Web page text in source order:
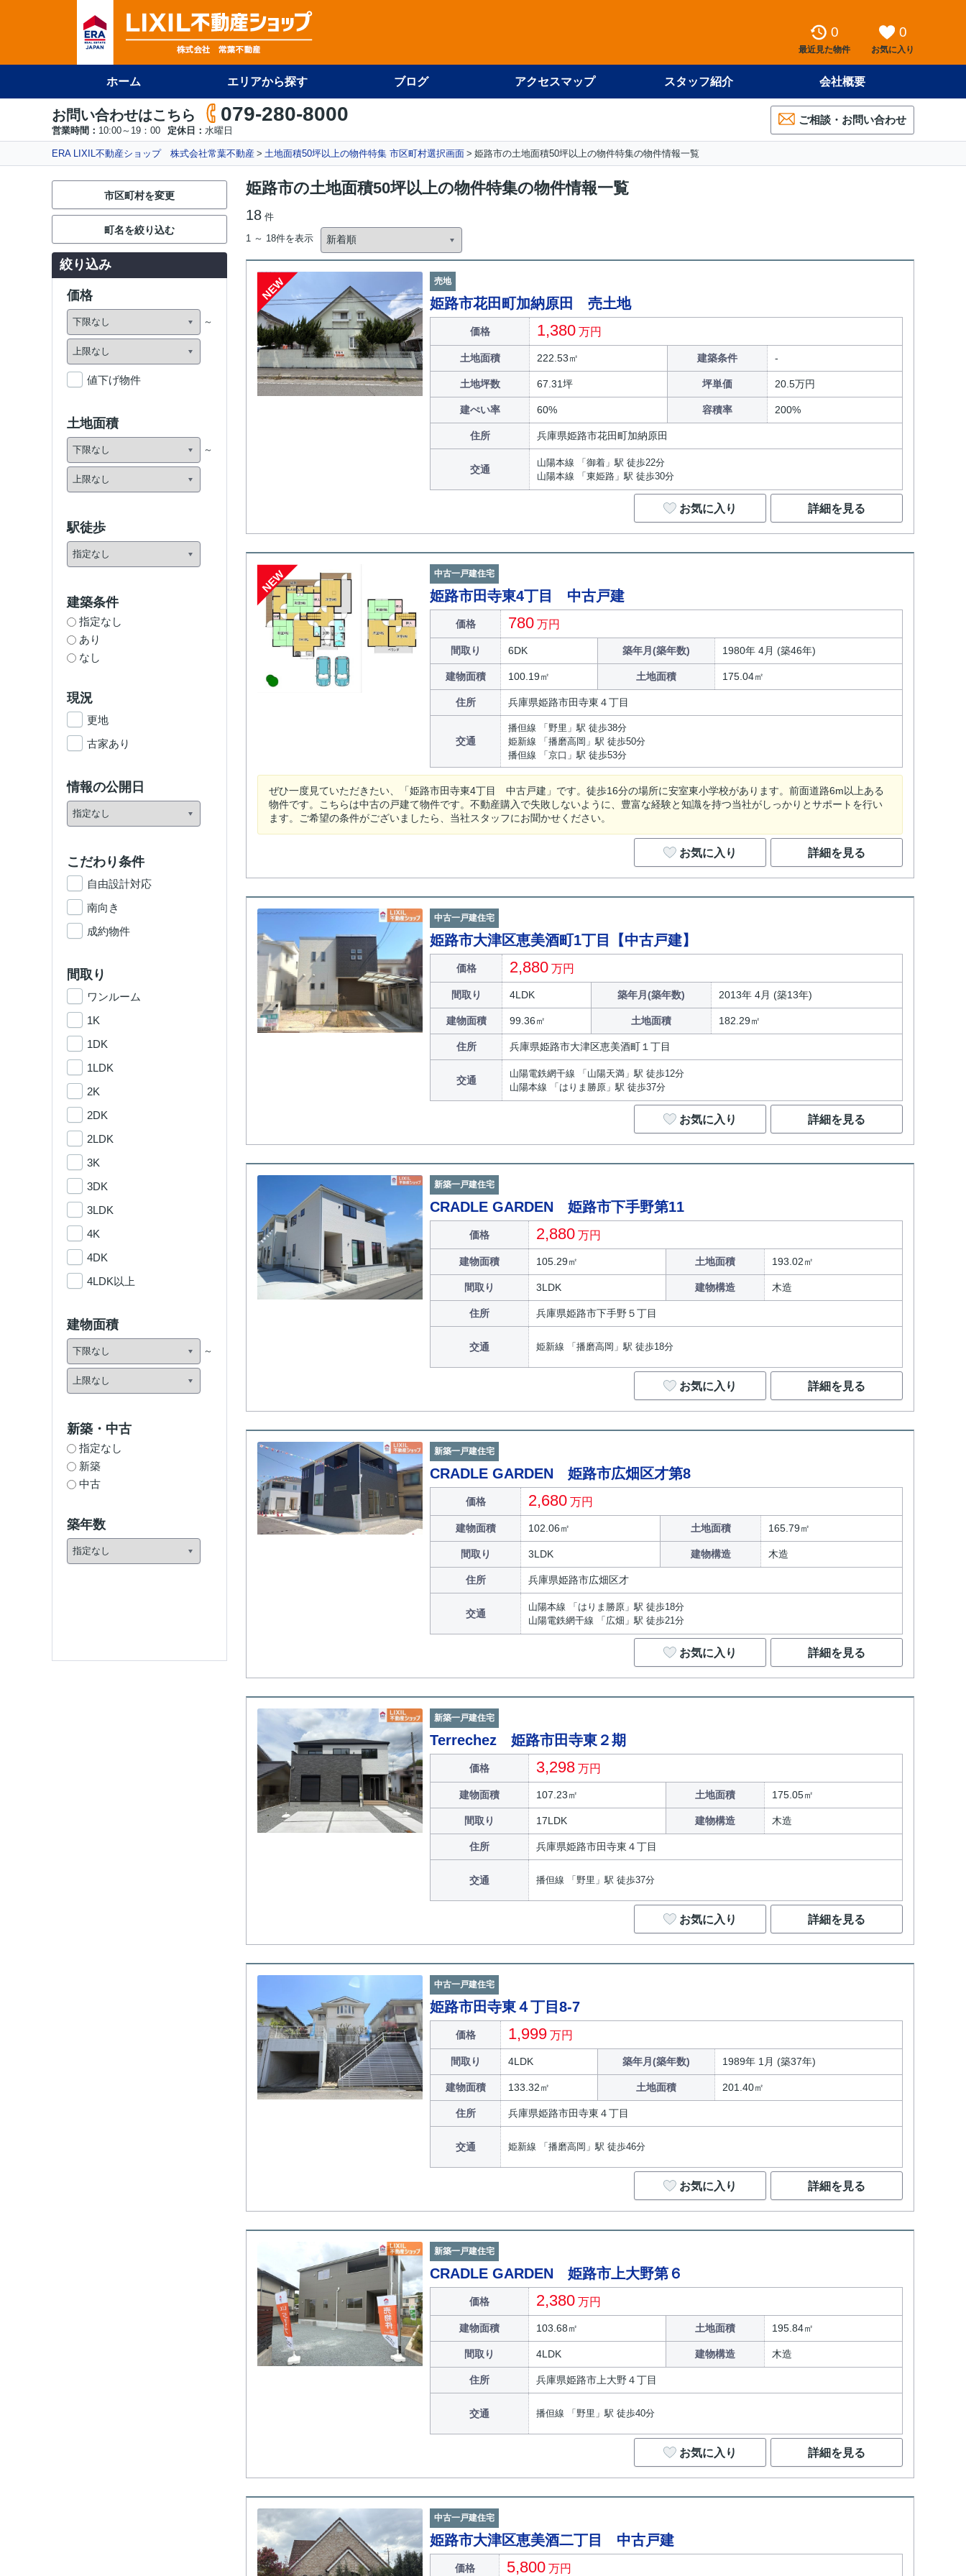
0
最近見た物件
0
お気に入り
ホーム エリアから探す ブログ アクセスマップ スタッフ紹介 会社概要
お問い合わせはこちら 079-280-8000
営業時間： 10:00～19：00 定休日： 水曜日
ご相談・お問い合わせ
ERA LIXIL不動産ショップ 株式会社常葉不動産 土地面積50坪以上の物件特集 市区町村選択画面 姫路市の土地面積50坪以上の物件特集の物件情報一覧
姫路市の土地面積50坪以上の物件特集の物件情報一覧
18 件
1 ～ 18件を表示
NEW 売地
姫路市花田町加納原田 売土地
価格 1,380 万円
土地面積 222.53㎡ 建築条件
土地坪数 67.31坪 坪単価 20.5万円
建ぺい率 60% 容積率 200%
住所 兵庫県姫路市花田町加納原田
交通
山陽本線 「御着」駅 徒歩22分
山陽本線 「東姫路」駅 徒歩30分
お気に入り 詳細を見る
NEW 中古一戸建住宅
姫路市田寺東4丁目 中古戸建
価格 780 万円
間取り 6DK 築年月(築年数) 1980年 4月 (築46年)
建物面積 100.19㎡ 土地面積 175.04㎡
住所 兵庫県姫路市田寺東４丁目
交通
播但線 「野里」駅 徒歩38分
姫新線 「播磨高岡」駅 徒歩50分
播但線 「京口」駅 徒歩53分
ぜひ一度見ていただきたい、「姫路市田寺東4丁目 中古戸建」です。徒歩16分の場所に安室東小学校があります。前面道路6m以上ある
物件です。こちらは中古の戸建て物件です。不動産購入で失敗しないように、豊富な経験と知識を持つ当社がしっかりとサポートを行い
ます。ご希望の条件がございましたら、当社スタッフにお聞かせください。
お気に入り 詳細を見る
中古一戸建住宅
姫路市大津区恵美酒町1丁目【中古戸建】
価格 2,880 万円
間取り 4LDK 築年月(築年数) 2013年 4月 (築13年)
建物面積 99.36㎡ 土地面積 182.29㎡
住所 兵庫県姫路市大津区恵美酒町１丁目
交通
山陽電鉄網干線 「山陽天満」駅 徒歩12分
山陽本線 「はりま勝原」駅 徒歩37分
お気に入り 詳細を見る
新築一戸建住宅
CRADLE GARDEN 姫路市下手野第11
価格 2,880 万円
建物面積 105.29㎡ 土地面積 193.02㎡
間取り 3LDK 建物構造 木造
住所 兵庫県姫路市下手野５丁目
交通 姫新線 「播磨高岡」駅 徒歩18分
お気に入り 詳細を見る
新築一戸建住宅
CRADLE GARDEN 姫路市広畑区才第8
価格 2,680 万円
建物面積 102.06㎡ 土地面積 165.79㎡
間取り 3LDK 建物構造 木造
住所 兵庫県姫路市広畑区才
交通
山陽本線 「はりま勝原」駅 徒歩18分
山陽電鉄網干線 「広畑」駅 徒歩21分
お気に入り 詳細を見る
新築一戸建住宅
Terrechez 姫路市田寺東２期
価格 3,298 万円
建物面積 107.23㎡ 土地面積 175.05㎡
間取り 17LDK 建物構造 木造
住所 兵庫県姫路市田寺東４丁目
交通 播但線 「野里」駅 徒歩37分
お気に入り 詳細を見る
中古一戸建住宅
姫路市田寺東４丁目8-7
価格 1,999 万円
間取り 4LDK 築年月(築年数) 1989年 1月 (築37年)
建物面積 133.32㎡ 土地面積 201.40㎡
住所 兵庫県姫路市田寺東４丁目
交通 姫新線 「播磨高岡」駅 徒歩46分
お気に入り 詳細を見る
新築一戸建住宅
CRADLE GARDEN 姫路市上大野第６
価格 2,380 万円
建物面積 103.68㎡ 土地面積 195.84㎡
間取り 4LDK 建物構造 木造
住所 兵庫県姫路市上大野４丁目
交通 播但線 「野里」駅 徒歩40分
お気に入り 詳細を見る
中古一戸建住宅
姫路市大津区恵美酒二丁目 中古戸建
価格 5,800 万円
市区町村を変更
町名を絞り込む
絞り込み
価格
値下げ物件
土地面積
駅徒歩
建築条件
指定なし
あり
なし
現況
更地
古家あり
情報の公開日
こだわり条件
自由設計対応
南向き
成約物件
間取り
ワンルーム
1K
1DK
1LDK
2K
2DK
2LDK
3K
3DK
3LDK
4K
4DK
4LDK以上
建物面積
新築・中古
指定なし
新築
中古
築年数